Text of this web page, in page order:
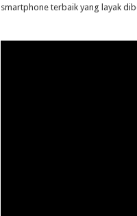
smartphone terbaik yang layak